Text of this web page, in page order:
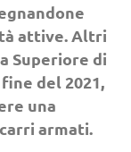
attive. Altri
Superiore di
del 2021,
una
armati.